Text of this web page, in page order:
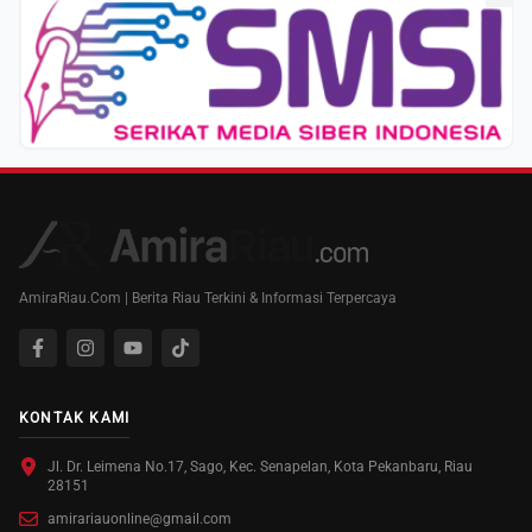
AmiraRiau.Com | Berita Riau Terkini & Informasi Terpercaya
KONTAK KAMI
Jl. Dr. Leimena No.17, Sago, Kec. Senapelan, Kota Pekanbaru, Riau
28151
amirariauonline@gmail.com